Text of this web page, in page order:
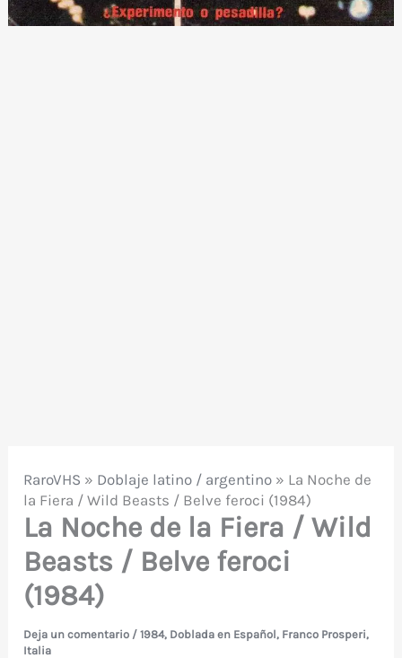
RaroVHS » Doblaje latino / argentino » La Noche de
la Fiera / Wild Beasts / Belve feroci (1984)
La Noche de la Fiera / Wild
Beasts / Belve feroci
(1984)
Deja un comentario /1984, Doblada en Español, Franco Prosperi,
Italia